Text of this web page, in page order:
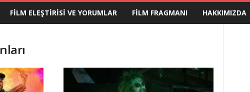
FILM ELEŞTIRISI VE YORUMLAR FILM FRAGMANI HAKKIMIZDA